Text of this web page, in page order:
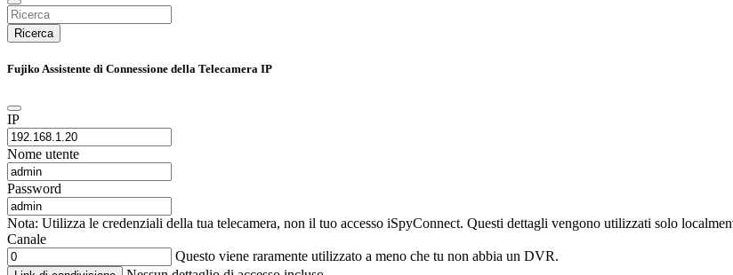
Ricerca
Fujiko Assistente di Connessione della Telecamera IP
IP
Nome utente
Password
Nota: Utilizza le credenziali della tua telecamera, non il tuo accesso iSpyConnect. Questi dettagli vengono utilizzati solo
Canale
Questo viene raramente utilizzato a meno che tu non abbia un DVR.